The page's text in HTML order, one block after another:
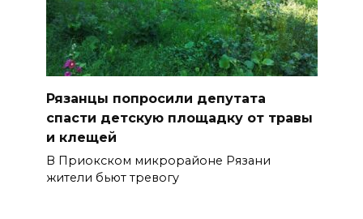
Рязанцы попросили депутата
спасти детскую площадку от травы
и клещей
В Приокском микрорайоне Рязани
жители бьют тревогу